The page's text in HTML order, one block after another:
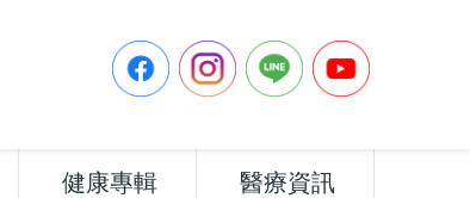
健康專輯 醫療資訊